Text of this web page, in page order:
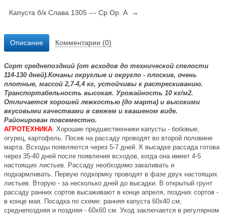
Капуста б/к Слава 1305 --- Ср Ор. А →
Описание Комментарии (0)
Сорт среднепоздний (от всходов до технической спелости
114-130 дней).Кочаны округлые и округло - плоские, очень
плотные, массой 2,7-4,4 кг, устойчивы к растрескиванию.
Транспортабельность высокая. Урожайность 10 кг/м2.
Отличается хорошей лежкостью (до марта) и высокими
вкусовыми качествами в свежем и квашеном виде.
Районирован повсеместно.
АГРОТЕХНИКА: Хорошие предшественники капусты - бобовые,
огурец, картофель. Посев на рассаду проводят во второй половине
марта. Всходы появляются через 5-7 дней. К высадке рассада готова
через 35-40 дней после появления всходов, когда она имеет 4-5
настоящих листьев. Рассаду необходимо закаливать и
подкармливать. Первую подкормку проводят в фазе двух настоящих
листьев. Вторую - за несколько дней до высадки. В открытый грунт
рассаду ранних сортов высаживают в конце апреля, поздних сортов -
в конце мая. Посадка по схеме: ранняя капуста 60х40 см,
среднепоздняя и поздняя - 60х60 см. Уход заключается в регулярном